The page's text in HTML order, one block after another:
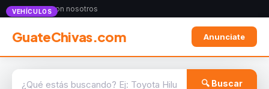
Anunciate con nosotros
GuateChivas.com Anunciate
🔍 Buscar
VEHÍCULOS